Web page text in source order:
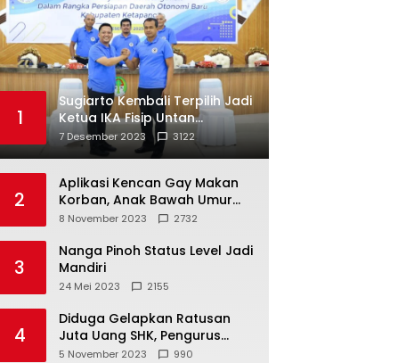
1
Sugiarto Kembali Terpilih Jadi
Ketua IKA Fisip Untan
Ketapang
7 Desember 2023 3122
2
Aplikasi Kencan Gay Makan
Korban, Anak Bawah Umur
Jadi Korban Persetubuhan
8 November 2023 2732
3
Nanga Pinoh Status Level Jadi
Mandiri
24 Mei 2023 2155
4
Diduga Gelapkan Ratusan
Juta Uang SHK, Pengurus
Koperasi SUB Dilaporkan ke
5 November 2023 990